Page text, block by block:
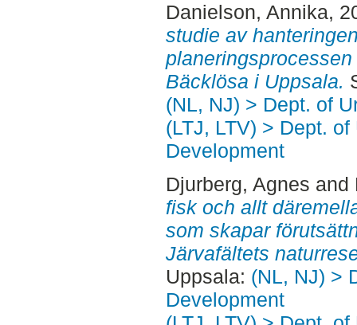
Danielson, Annika,
studie av
Bäcklösa i Uppsala.
(NL, NJ) > Dept. of
(LTJ, LTV) > Dept.
Development
Djurberg, Agnes and
fisk och allt
som skapar
Järvafältets
Uppsala: (NL, NJ) >
Development